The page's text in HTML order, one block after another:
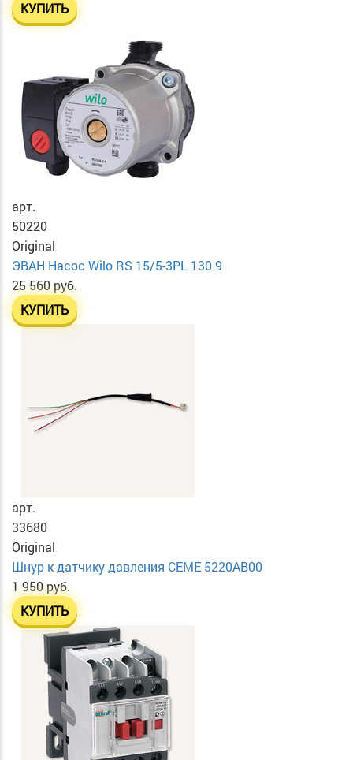
КУПИТЬ
арт.
50220
Original
ЭВАН Насос Wilo RS 15/5-3PL 130 9
25 560 руб.
КУПИТЬ
арт.
33680
Original
Шнур к датчику давления CEME 5220AB00
1 950 руб.
КУПИТЬ